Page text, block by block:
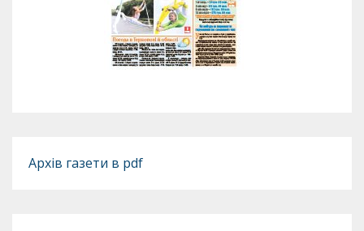
Архів газети в pdf